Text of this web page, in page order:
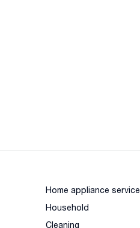
Home appliance service
Household
Cleaning